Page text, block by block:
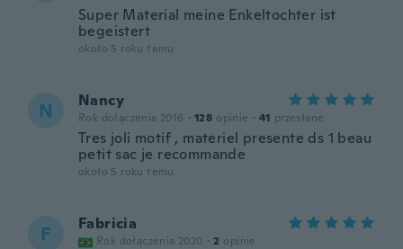
Super Material meine Enkeltochter ist
begeistert
około 5 roku temu
N Nancy
Rok dołączenia 2016 · 128 opinie · 41 przesłane
Tres joli motif , materiel presente ds 1 beau
petit sac je recommande
około 5 roku temu
F Fabricia
Rok dołączenia 2020 · 2 opinie